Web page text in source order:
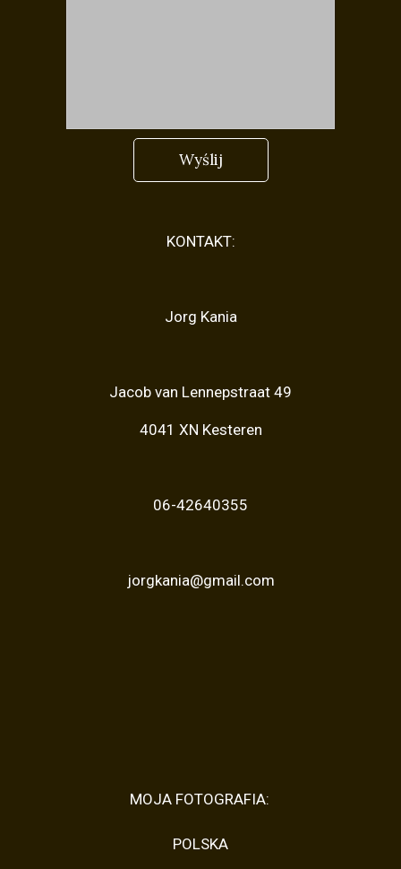
Wyślij
POLSKA
KONTAKT:
Jorg Kania
Jacob van Lennepstraat 49
4041 XN Kesteren
06-42640355
jorgkania@gmail.com
MOJA FOTOGRAFIA: